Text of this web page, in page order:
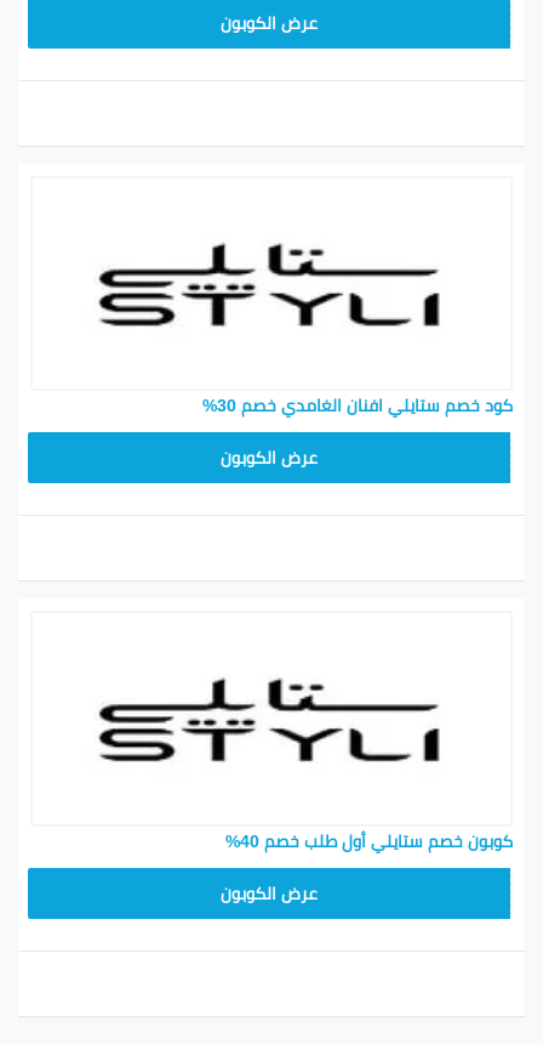
عرض الكوبون
كود خصم ستايلي افنان الغامدي خصم 30%
عرض الكوبون
كوبون خصم ستايلي أول طلب خصم 40%
عرض الكوبون